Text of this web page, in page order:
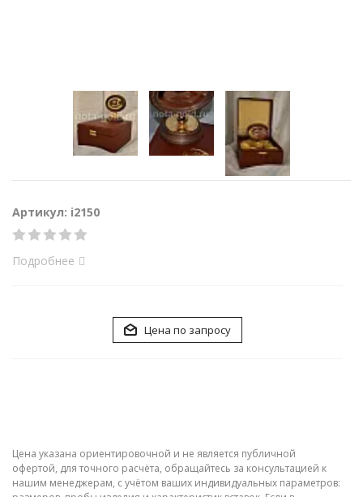
Артикул: i2150
Подробнее
Цена по запросу
Цена указана ориентировочной и не является публичной
офертой, для точного расчёта, обращайтесь за консультацией к
нашим менеджерам, с учётом ваших индивидуальных параметров: